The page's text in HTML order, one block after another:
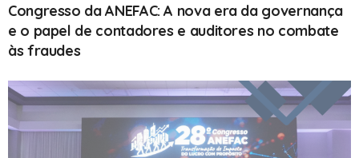
Congresso da ANEFAC: A nova era da governança
e o papel de contadores e auditores no combate
às fraudes